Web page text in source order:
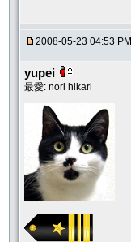
2008-05-23 04:53 PM
yupei
最愛: nori hikari